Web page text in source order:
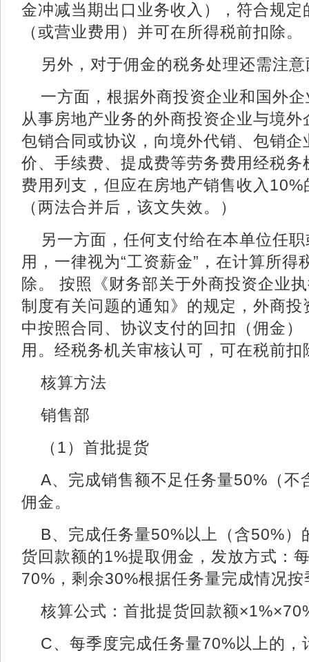
金冲减当期出口业务收入），符合规
（或营业费用）并可在所得税前扣除。
另外，对于佣金的税务处理还需注
一方面，根据外商投资企业和国外
从事房地产业务的外商投资企业与境
包销合同或协议，向境外代销、包销
价、手续费、提成费等劳务费用经税
费用列支，但应在房地产销售收入
（两法合并后，该文失效。）
另一方面，任何支付给在本单位任
用，一律视为“工资薪金”，在计算所得
除。 按照《财务部关于外商投资企业
制度有关问题的通知》的规定，外商
中按照合同、协议支付的回扣（佣金
用。经税务机关审核认可，可在税前扣
核算方法
销售部
（1）首批提货
A、完成销售额不足任务量50%（不
佣金。
B、完成任务量50%以上（含50%）
货回款额的1%提取佣金，发放方式：
70%，剩余30%根据任务量完成情况按
核算公式：首批提货回款额
C、每季度完成任务量70%以上的